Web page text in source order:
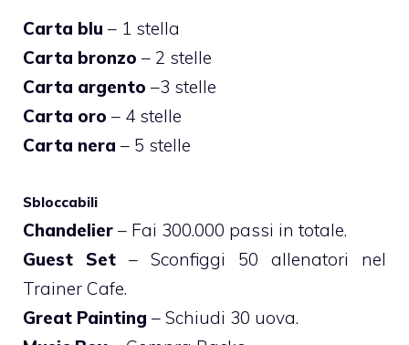
Carta blu – 1 stella
Carta bronzo – 2 stelle
Carta argento –3 stelle
Carta oro – 4 stelle
Carta nera – 5 stelle
Sbloccabili
Chandelier – Fai 300.000 passi in totale.
Guest Set – Sconfiggi 50 allenatori nel
Trainer Cafe.
Great Painting – Schiudi 30 uova.